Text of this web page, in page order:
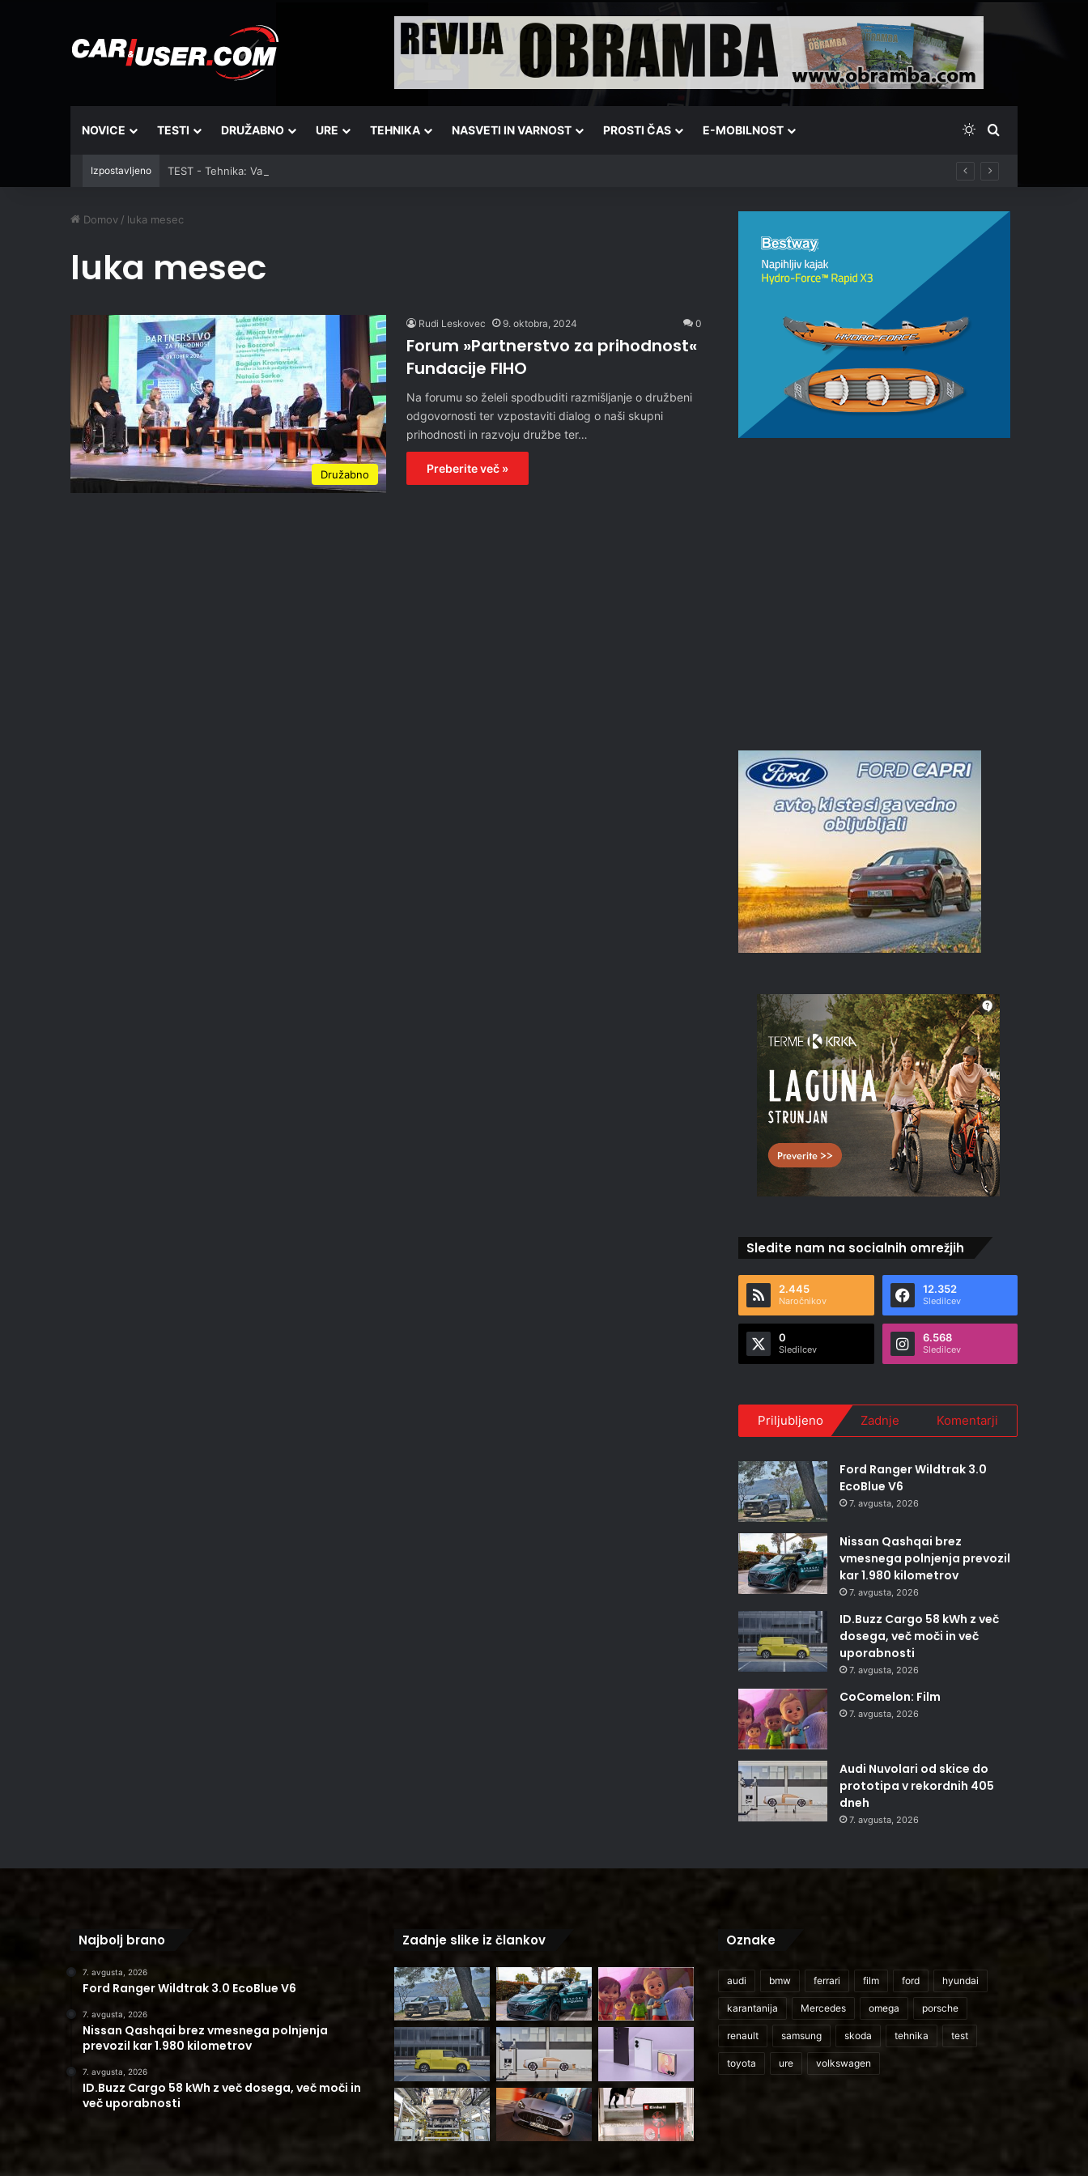
NOVICE TESTI DRUŽABNO URE TEHNIKA NASVETI IN VARNOST PROSTI ČAS E-MOBILNOST Switch skin
Išči
Izpostavljeno TEST - Tehnika: Vantrue JS3
Domov / luka mesec
luka mesec
Družabno
Rudi Leskovec 9. oktobra, 2024 0
Forum »Partnerstvo za prihodnost«
Fundacije FIHO
Na forumu so želeli spodbuditi razmišljanje o družbeni
odgovornosti ter vzpostaviti dialog o naši skupni
prihodnosti in razvoju družbe ter…
Preberite več »
Sledite nam na socialnih omrežjih
2.445
Naročnikov
12.352
Sledilcev
0
Sledilcev
6.568
Sledilcev
Priljubljeno Zadnje Komentarji
Ford Ranger Wildtrak 3.0
EcoBlue V6
7. avgusta, 2026
Nissan Qashqai brez
vmesnega polnjenja prevozil
kar 1.980 kilometrov
7. avgusta, 2026
ID.Buzz Cargo 58 kWh z več
dosega, več moči in več
uporabnosti
7. avgusta, 2026
CoComelon: Film
7. avgusta, 2026
Audi Nuvolari od skice do
prototipa v rekordnih 405
dneh
7. avgusta, 2026
Najbolj brano
7. avgusta, 2026
Ford Ranger Wildtrak 3.0 EcoBlue V6
7. avgusta, 2026
Nissan Qashqai brez vmesnega polnjenja
prevozil kar 1.980 kilometrov
7. avgusta, 2026
ID.Buzz Cargo 58 kWh z več dosega, več moči in
več uporabnosti
Zadnje slike iz člankov Oznake
audi bmw ferrari film ford hyundai
karantanija Mercedes omega porsche
renault samsung skoda tehnika test
toyota ure volkswagen